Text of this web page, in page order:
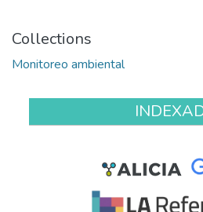
Collections
Monitoreo ambiental